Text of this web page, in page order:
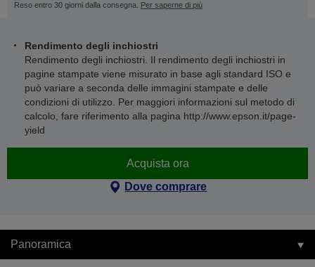
Reso entro 30 giorni dalla consegna. Per saperne di più
Rendimento degli inchiostri
Rendimento degli inchiostri. Il rendimento degli inchiostri in
pagine stampate viene misurato in base agli standard ISO e
può variare a seconda delle immagini stampate e delle
condizioni di utilizzo. Per maggiori informazioni sul metodo di
calcolo, fare riferimento alla pagina http://www.epson.it/page-
yield
Acquista ora
Dove comprare
Panoramica